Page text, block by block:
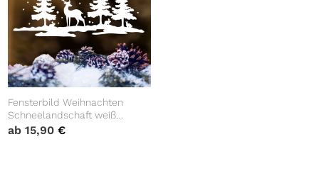
Fensterbild Weihnachten
Schneelandschaft weiß
Aufkleber
ab15,90€